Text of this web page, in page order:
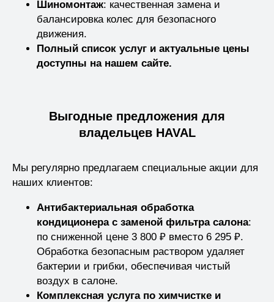
Шиномонтаж: качественная замена и
балансировка колес для безопасного
движения.
Полный список услуг и актуальные цены
доступны на нашем сайте.
Выгодные предложения для
владельцев HAVAL
Мы регулярно предлагаем специальные акции для
наших клиентов:
Антибактериальная обработка
кондиционера с заменой фильтра салона:
по сниженной цене 3 800 ₽ вместо 6 295 ₽.
Обработка безопасным раствором удаляет
бактерии и грибки, обеспечивая чистый
воздух в салоне.
Комплексная услуга по химчистке и